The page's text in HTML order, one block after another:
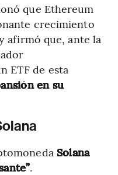
que Ethereum
crecimiento
afirmó que, ante la
ETF de esta
en su
Solana
.